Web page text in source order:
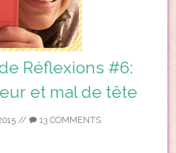
Réflexions #6:
et mal de tête
// 13 COMMENTS